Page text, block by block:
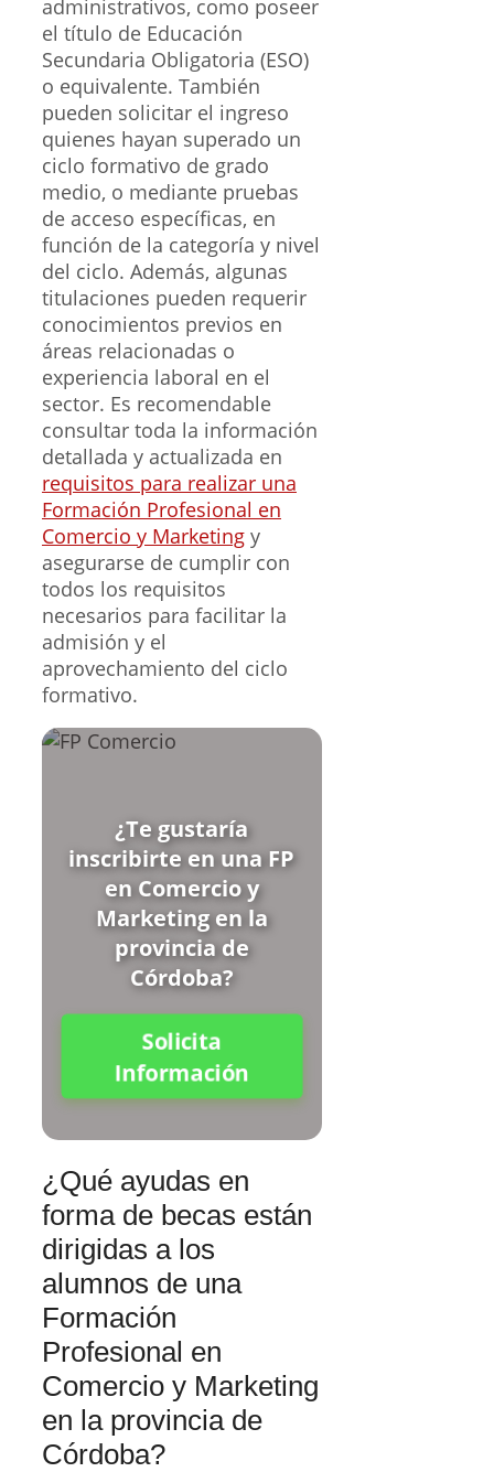
administrativos, como poseer
el título de Educación
Secundaria Obligatoria (ESO)
o equivalente. También
pueden solicitar el ingreso
quienes hayan superado un
ciclo formativo de grado
medio, o mediante pruebas
de acceso específicas, en
función de la categoría y nivel
del ciclo. Además, algunas
titulaciones pueden requerir
conocimientos previos en
áreas relacionadas o
experiencia laboral en el
sector. Es recomendable
consultar toda la información
detallada y actualizada en
requisitos para realizar una
Formación Profesional en
Comercio y Marketing y
asegurarse de cumplir con
todos los requisitos
necesarios para facilitar la
admisión y el
aprovechamiento del ciclo
formativo.
¿Te gustaría
inscribirte en una FP
en Comercio y
Marketing en la
provincia de
Córdoba?
Solicita
Información
¿Qué ayudas en
forma de becas están
dirigidas a los
alumnos de una
Formación
Profesional en
Comercio y Marketing
en la provincia de
Córdoba?